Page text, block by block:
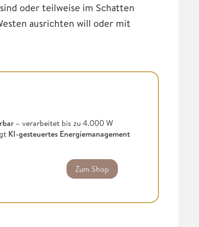
oder teilweise im Schatten
ausrichten will oder mit
– verarbeitet bis zu 4.000 W
KI-gesteuertes Energiemanagement
Zum Shop